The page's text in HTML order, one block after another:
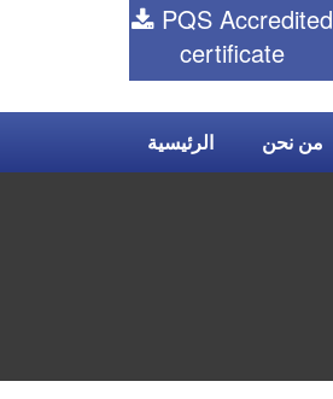
PQS Accredited
certificate
الرئيسية من نحن